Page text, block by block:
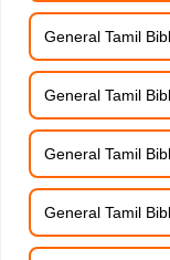
General Tamil
General Tamil
General Tamil
General Tamil